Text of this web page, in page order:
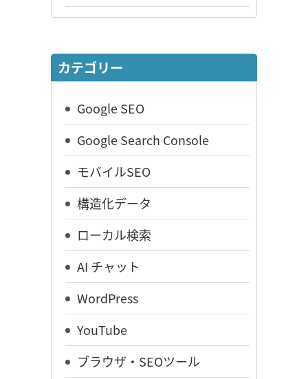
カテゴリー
Google SEO
Google Search Console
モバイルSEO
構造化データ
ローカル検索
AI チャット
WordPress
YouTube
ブラウザ・SEOツール